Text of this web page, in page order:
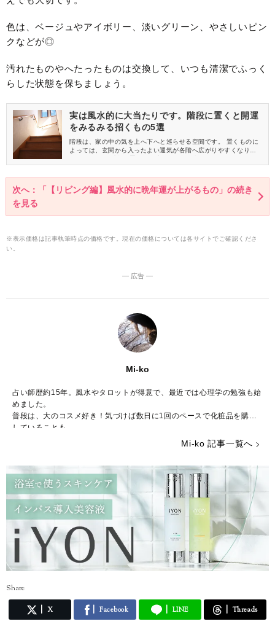
色は、ベージュやアイボリー、淡いグリーン、やさしいピン
クなどが◎
汚れたものやへたったものは交換して、いつも清潔でふっく
らした状態を保ちましょう。
実は風水的に大当たりです。階段に置くと開運
をみるみる招くもの5選
階段は、家の中の気を上へ下へと巡らせる空間です。 置くものに
よっては、玄関から入ったよい運気が各階へ広がりやすくなりま
すね。
次へ：「【リビング編】風水的に晩年運が上がるもの」の続き
を見る
※表示価格は記事執筆時点の価格です。現在の価格については各サイトでご確認くださ
い。
― 広告 ―
Mi-ko
占い師歴約15年。風水やタロットが得意で、最近では心理学の勉強も始
めました。
普段は、大のコスメ好き！気づけば数日に1回のペースで化粧品を購入
していることも……。
ストレスが多い今の時代……癒やしが欲しいという方のために、のんび
Mi-ko 記事一覧へ
Share
X Facebook LINE Threads